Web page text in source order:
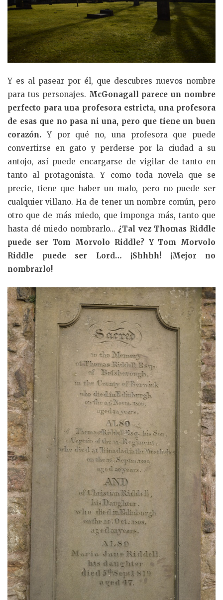
Y es al pasear por él, que descubres nuevos nombre
para tus personajes. McGonagall parece un nombre
perfecto para una profesora estricta, una profesora
de esas que no pasa ni una, pero que tiene un buen
corazón. Y por qué no, una profesora que puede
convertirse en gato y perderse por la ciudad a su
antojo, así puede encargarse de vigilar de tanto en
tanto al protagonista. Y como toda novela que se
precie, tiene que haber un malo, pero no puede ser
cualquier villano. Ha de tener un nombre común, pero
otro que de más miedo, que imponga más, tanto que
hasta dé miedo nombrarlo… ¿Tal vez Thomas Riddle
puede ser Tom Morvolo Riddle? Y Tom Morvolo
Riddle puede ser Lord… ¡Shhhh! ¡Mejor no
nombrarlo!